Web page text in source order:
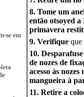
se em
8. Tome um
então otsoyed
primavera
9. Verifique que
10.
de nozes de
acesso às
mangueira à
11. Retire a